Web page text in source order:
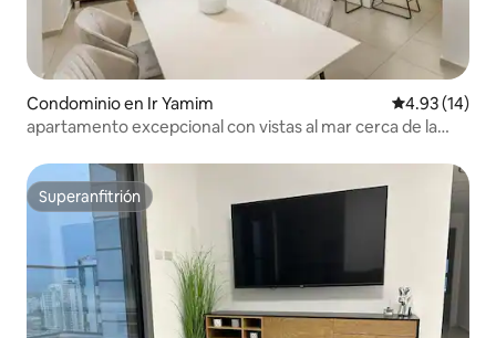
Condominio en Ir Yamim Calificación
4.93 (14)
apartamento excepcional con vistas al mar cerca de la
Superanfitrión
Superanfitrión